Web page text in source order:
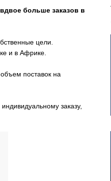
больше заказов в
цели.
и в Африке.
поставок на
заказу,